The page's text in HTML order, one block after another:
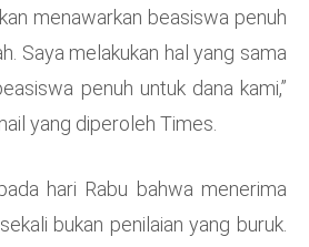
menawarkan beasiswa penuh
Saya melakukan hal yang sama
penuh untuk dana kami,”
yang diperoleh Times.
hari Rabu bahwa menerima
bukan penilaian yang buruk.